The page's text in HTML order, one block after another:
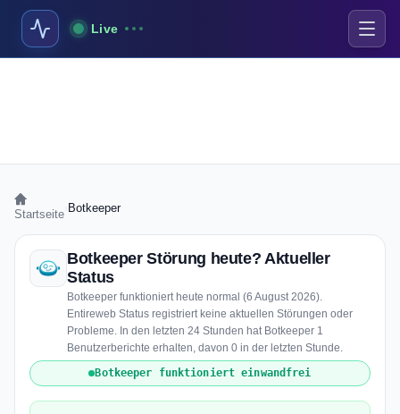
Live
Startseite Botkeeper
Botkeeper Störung heute? Aktueller
Status
Botkeeper funktioniert heute normal (6 August 2026).
Entireweb Status registriert keine aktuellen Störungen oder
Probleme. In den letzten 24 Stunden hat Botkeeper 1
Benutzerberichte erhalten, davon 0 in der letzten Stunde.
Botkeeper funktioniert einwandfrei